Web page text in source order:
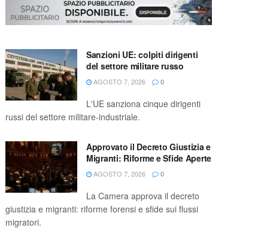
Sanzioni UE: colpiti dirigenti
del settore militare russo
AGOSTO 7, 2026 0
L'UE sanziona cinque dirigenti
russi del settore militare-industriale.
Approvato il Decreto Giustizia e
Migranti: Riforme e Sfide Aperte
AGOSTO 7, 2026 0
La Camera approva il decreto
giustizia e migranti: riforme forensi e sfide sui flussi
migratori.